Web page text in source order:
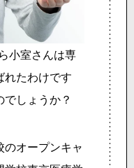
小室さんは専
れたわけです
しょうか？
オープンキャ